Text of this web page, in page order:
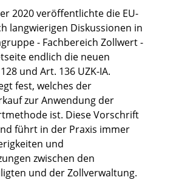
2020 veröffentlichte die EU-
langwierigen Diskussionen in
- Fachbereich Zollwert -
endlich die neuen
und Art. 136 UZK-IA.
fest, welches der
zur Anwendung der
ist. Diese Vorschrift
führt in der Praxis immer
und
zwischen den
und der Zollverwaltung.